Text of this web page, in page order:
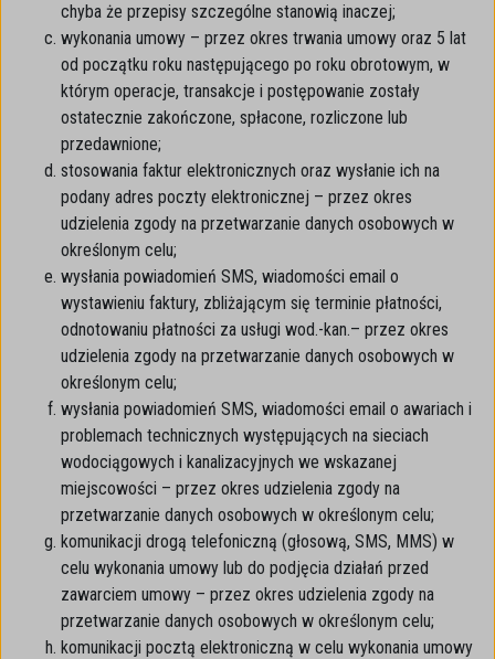
chyba że przepisy szczególne stanowią inaczej;
wykonania umowy – przez okres trwania umowy oraz 5 lat
od początku roku następującego po roku obrotowym, w
którym operacje, transakcje i postępowanie zostały
ostatecznie zakończone, spłacone, rozliczone lub
przedawnione;
stosowania faktur elektronicznych oraz wysłanie ich na
podany adres poczty elektronicznej – przez okres
udzielenia zgody na przetwarzanie danych osobowych w
określonym celu;
wysłania powiadomień SMS, wiadomości email o
wystawieniu faktury, zbliżającym się terminie płatności,
odnotowaniu płatności za usługi wod.-kan.– przez okres
udzielenia zgody na przetwarzanie danych osobowych w
określonym celu;
wysłania powiadomień SMS, wiadomości email o awariach i
problemach technicznych występujących na sieciach
wodociągowych i kanalizacyjnych we wskazanej
miejscowości – przez okres udzielenia zgody na
przetwarzanie danych osobowych w określonym celu;
komunikacji drogą telefoniczną (głosową, SMS, MMS) w
celu wykonania umowy lub do podjęcia działań przed
zawarciem umowy – przez okres udzielenia zgody na
przetwarzanie danych osobowych w określonym celu;
komunikacji pocztą elektroniczną w celu wykonania umowy